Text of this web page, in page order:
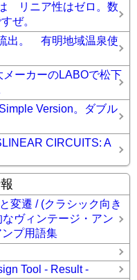
リニア性はゼロ。数
ぜ。
出。 有明地域温泉使
ーカーのLABOで松下
Version。ダブル
CIRCUITS: A
変遷 / (クラシック向き
ヴィンテージ・アン
プ用語集
Tool - Result -